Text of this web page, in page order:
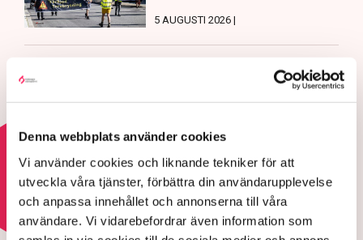
Denna webbplats använder cookies
Vi använder cookies och liknande tekniker för att
utveckla våra tjänster, förbättra din användarupplevelse
och anpassa innehållet och annonserna till våra
användare. Vi vidarebefordrar även information som
5 AUGUSTI 2026 |
Aktivisterna klättrar upp på
maskiner – polisen kan inte
avvisa dem: ”Upptrappning på
3 AUGUSTI 2026 |
Läs mer om hoten mot äganderätten
HOTEN MOT ÄGANDERÄTTEN